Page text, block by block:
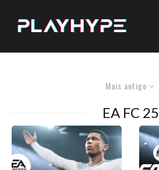
Mais antigo
EA FC 25